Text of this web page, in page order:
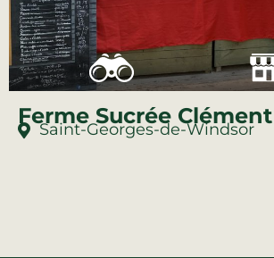
Ferme Sucrée Clément
Saint-Georges-de-Windsor